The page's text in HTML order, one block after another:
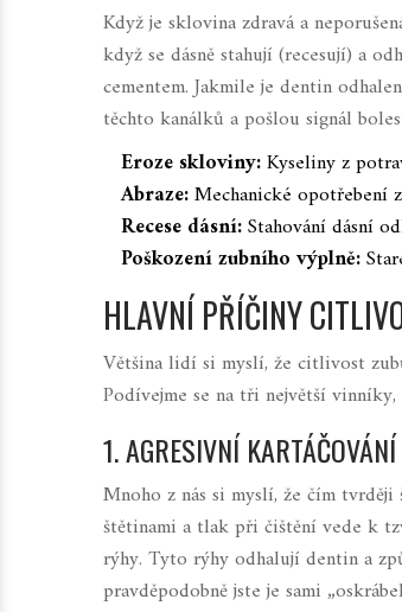
Když je sklovina zdravá a
když se dásně stahují (recesují) a
cementem. Jakmile je dentin
těchto kanálků a pošlou signál
Eroze skloviny:Kyseliny z
Abraze:Mechanické opotřebení
Recese dásní:Stahování dásní
Poškození zubního výplně:
HLAVNÍ PŘÍČINY
Většina lidí si myslí, že citlivost
Podívejme se na tři největší
1. AGRESIVNÍ KARTÁČOVÁNÍ
Mnoho z nás si myslí, že čím
štětinami a tlak při čištění vede k
rýhy. Tyto rýhy odhalují dentin a
pravděpodobně jste je sami